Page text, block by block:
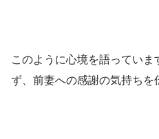
このように心境を語ってい
ず、前妻への感謝の気持ちを